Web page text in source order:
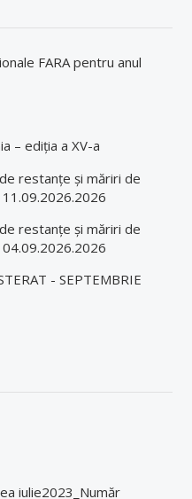
FARA pentru anul
– ediția a XV-a
restanțe și măriri de
restanțe și măriri de
- SEPTEMBRIE
iulie2023_Număr